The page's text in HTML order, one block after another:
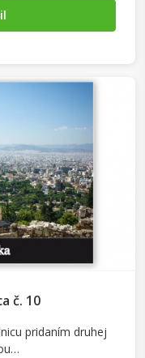
č. 10
pridaním druhej